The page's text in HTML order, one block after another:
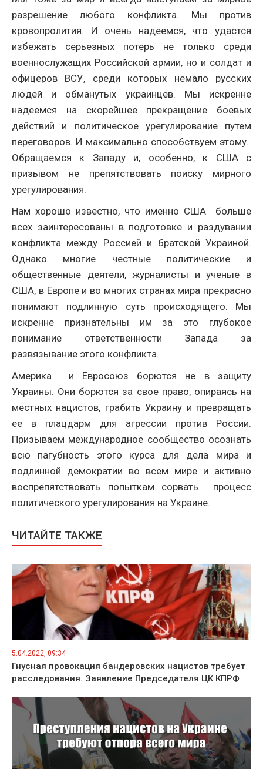
разрешение любого конфликта. Мы против
кровопролития. И очень надеемся, что удастся
избежать серьезных потерь не только среди
военнослужащих Российской армии, но и солдат и
офицеров ВСУ, среди которых немало русских
людей и обманутых украинцев. Мы искренне
надеемся на скорейшее прекращение боевых
действий и политическое урегулирование путем
переговоров. И максимально способствуем этому.
Обращаемся к Западу и, особенно, к США с
призывом не препятствовать поиску мирного
урегулирования.
Нам хорошо известно, что именно США больше
всех заинтересованы в подготовке и раздувании
конфликта между Россией и братской Украиной.
Однако многие честные политические и
общественные деятели, журналисты и ученые в
США, в Европе и во многих странах мира прекрасно
понимают подлинную суть происходящего. Мы
искренне признательны им за это глубокое
понимание ответственности Запада за
развязывание этого конфликта.
Америка и Евросоюз борются не в защиту
Украины. Они борются за свое право, опираясь на
местных нацистов, грабить Украину и превращать
ее в плацдарм для агрессии против России.
Призываем международное сообщество осознать
всю пагубность этого курса для дела мира и
подлинной демократии во всем мире и активно
воспрепятствовать попыткам сорвать процесс
политического урегулирования на Украине.
ЧИТАЙТЕ ТАКЖЕ
5.04.2022, 09:34
Гнусная провокация бандеровских нацистов требует
расследования. Заявление Председателя ЦК КПРФ